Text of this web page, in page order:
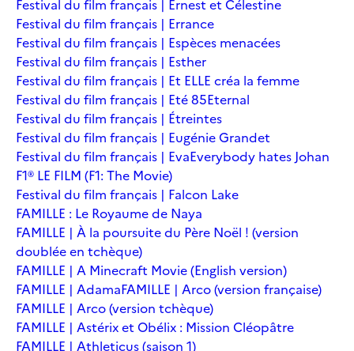
Festival du film français | Ernest et Célestine
Festival du film français | Errance
Festival du film français | Espèces menacées
Festival du film français | Esther
Festival du film français | Et ELLE créa la femme
Festival du film français | Eté 85Eternal
Festival du film français | Étreintes
Festival du film français | Eugénie Grandet
Festival du film français | EvaEverybody hates Johan
F1® LE FILM (F1: The Movie)
Festival du film français | Falcon Lake
FAMILLE : Le Royaume de Naya
FAMILLE | À la poursuite du Père Noël ! (version
doublée en tchèque)
FAMILLE | A Minecraft Movie (English version)
FAMILLE | AdamaFAMILLE | Arco (version française)
FAMILLE | Arco (version tchèque)
FAMILLE | Astérix et Obélix : Mission Cléopâtre
FAMILLE | Athleticus (saison 1)